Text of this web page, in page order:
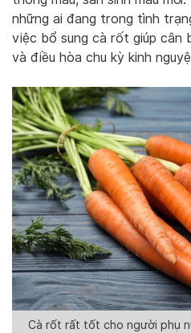
những ai đang trong tình
việc bổ sung cà rốt giúp cân
và điều hòa chu kỳ kinh
Cà rốt rất tốt cho người phụ